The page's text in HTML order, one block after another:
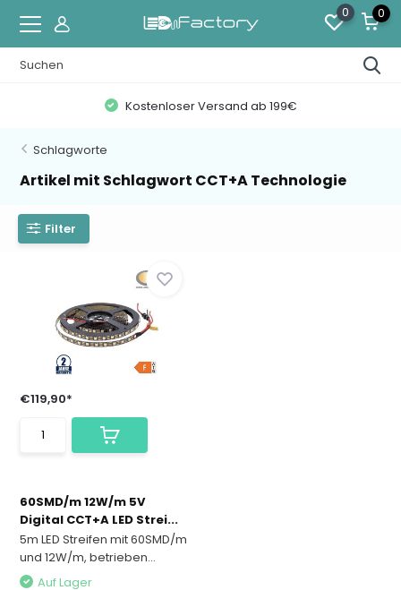
0 0
Kostenloser Versand ab 199€
Schlagworte
Artikel mit Schlagwort CCT+A Technologie
Filter
€119,90*
60SMD/m 12W/m 5V
Digital CCT+A LED Strei...
5m LED Streifen mit 60SMD/m
und 12W/m, betrieben...
Auf Lager